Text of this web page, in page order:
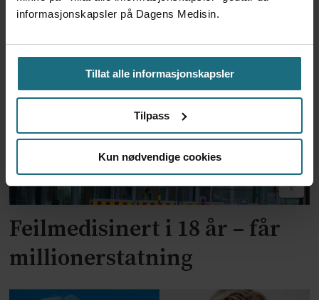
informasjonskapsler på Dagens Medisin.
Tillat alle informasjonskapsler
Tilpass
Kun nødvendige cookies
for utskrivning av store
mengder Ozempic
Feilmedisinert i 18 år – får
millionerstatning